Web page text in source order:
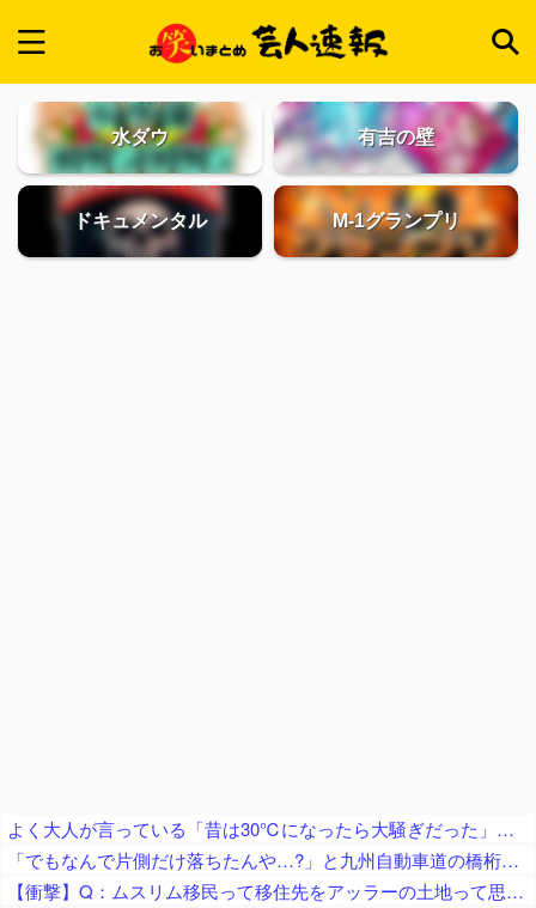
水ダウ 有吉の壁
ドキュメンタル M-1グランプリ
よく大人が言っている「昔は30℃になったら大騒ぎだった」、過去の統計データから真実かどうか検証した結果……
「でもなんで片側だけ落ちたんや…?」と九州自動車道の橋桁の様子に土木関係者が困惑、橋桁が残ったことは大絶賛するも……
【衝撃】Q：ムスリム移民って移住先をアッラーの土地って思ってるの？ → 衝撃の回答がコチラ → ｗｗｗｗｗｗｗｗｗｗｗｗｗｗ